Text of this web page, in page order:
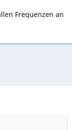
Frequenzen an